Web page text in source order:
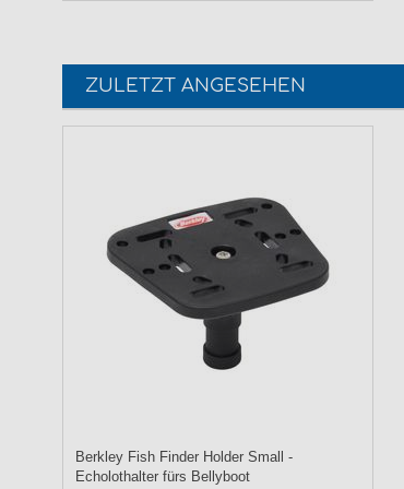
ZULETZT ANGESEHEN
Berkley Fish Finder Holder Small -
Echolothalter fürs Bellyboot